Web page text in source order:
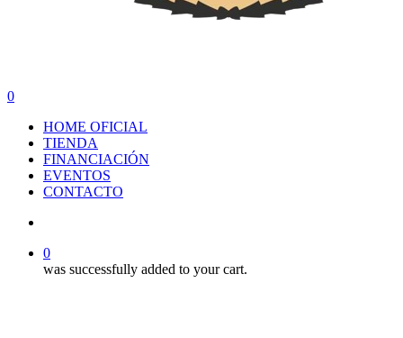
search
0
HOME OFICIAL
TIENDA
FINANCIACIÓN
EVENTOS
CONTACTO
0
was successfully added to your cart.